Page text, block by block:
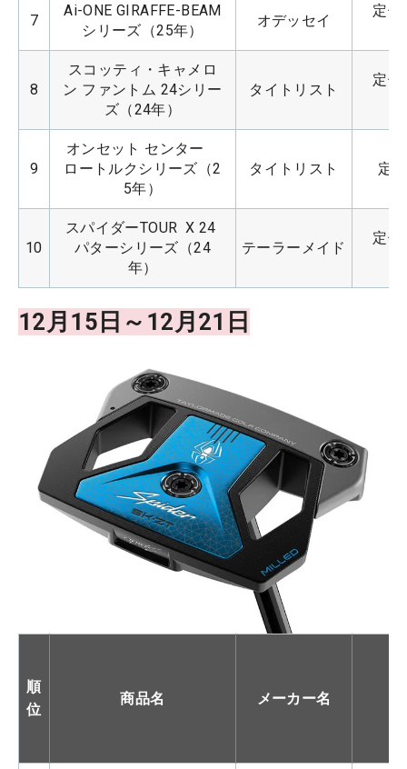
7
Ai-ONE GIRAFFE-BEAM
シリーズ（25年）
オデッセイ
定価
8
スコッティ・キャメロ
ン ファントム 24シリー
ズ（24年）
タイトリスト
定価
9
オンセット センター
ロートルクシリーズ（2
5年）
タイトリスト 定
10
スパイダーTOUR  X 24
パターシリーズ（24
年）
テーラーメイド
定価
12月15日～12月21日
順
位
商品名 メーカー名